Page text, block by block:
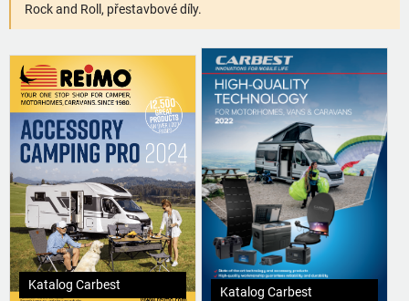
Rock and Roll, přestavbové díly.
Katalog Carbest
Katalog Carbest